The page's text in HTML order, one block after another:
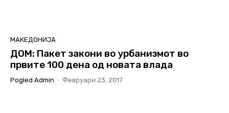
МАКЕДОНИЈА
ДОМ: Пакет закони во урбанизмот во
првите 100 дена од новата влада
Pogled Admin - Февруари 23, 2017